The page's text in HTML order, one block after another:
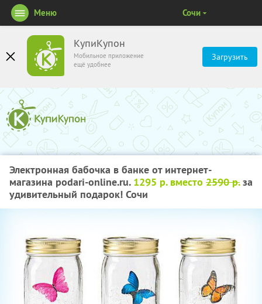
КупиКупон
Мобильное приложение
ещё удобнее
Загрузить
Меню Сочи
Электронная бабочка в банке от интернет-
магазина podari-online.ru. 1295 р. вместо 2590 р.за
удивительный подарок! Сочи